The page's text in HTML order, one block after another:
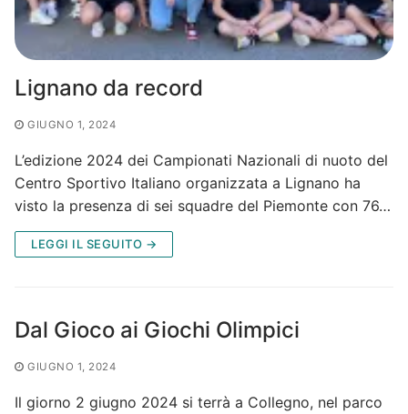
Lignano da record
GIUGNO 1, 2024
L’edizione 2024 dei Campionati Nazionali di nuoto del
Centro Sportivo Italiano organizzata a Lignano ha
visto la presenza di sei squadre del Piemonte con 76…
LEGGI IL SEGUITO →
Dal Gioco ai Giochi Olimpici
GIUGNO 1, 2024
Il giorno 2 giugno 2024 si terrà a Collegno, nel parco